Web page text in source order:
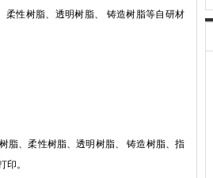
性树脂、透明树脂、 铸造树脂等自研材
、柔性树脂、透明树脂、 铸造树脂、指
。